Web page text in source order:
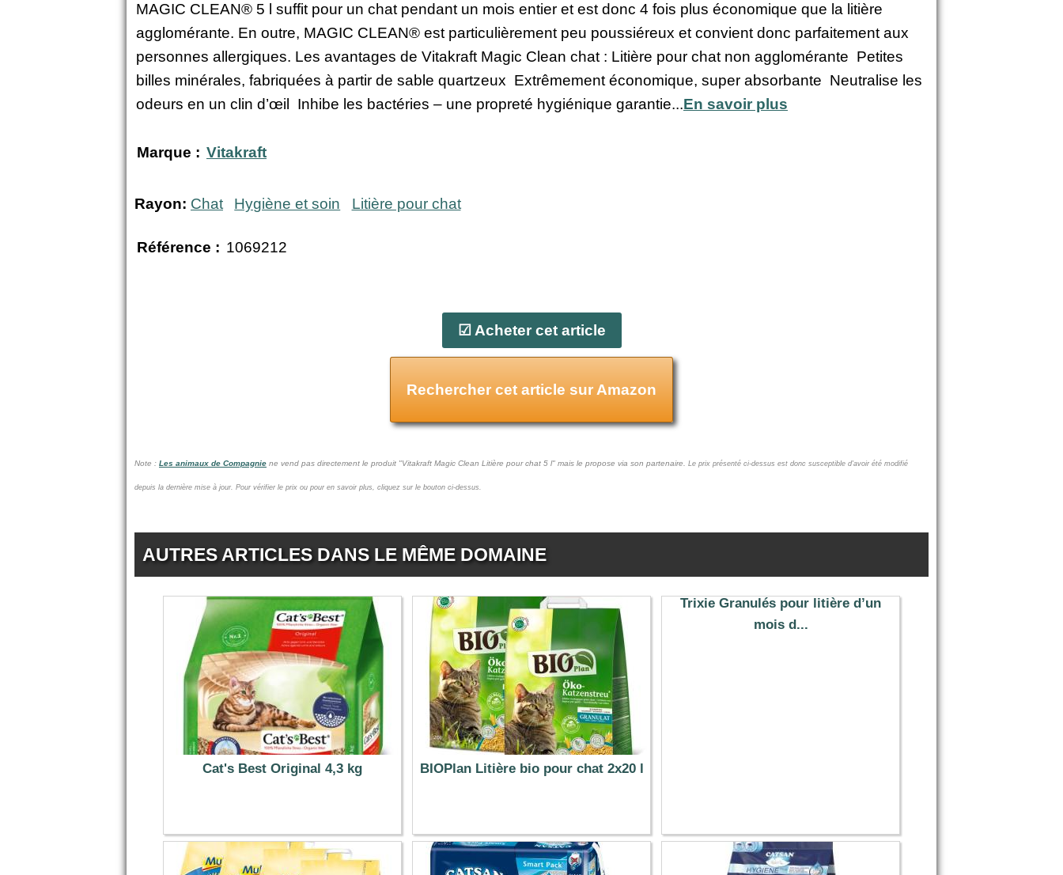
MAGIC CLEAN® 5 l suffit pour un chat pendant un mois entier et est donc 4 fois plus économique que la litière
agglomérante. En outre, MAGIC CLEAN® est particulièrement peu poussiéreux et convient donc parfaitement aux
personnes allergiques. Les avantages de Vitakraft Magic Clean chat : Litière pour chat non agglomérante Petites
billes minérales, fabriquées à partir de sable quartzeux Extrêmement économique, super absorbante Neutralise les
odeurs en un clin d’œil Inhibe les bactéries – une propreté hygiénique garantie...En savoir plus
Marque : Vitakraft
Rayon: Chat Hygiène et soin Litière pour chat
Référence : 1069212
☑ Acheter cet article
Rechercher cet article sur Amazon
Note : Les animaux de Compagnie ne vend pas directement le produit "Vitakraft Magic Clean Litière pour chat 5 l" mais le propose via son partenaire. Le prix présenté ci-dessus est donc susceptible d'avoir été modifié
depuis la dernière mise à jour. Pour vérifier le prix ou pour en savoir plus, cliquez sur le bouton ci-dessus.
AUTRES ARTICLES DANS LE MÊME DOMAINE
Cat's Best Original 4,3 kg
9.99 €
BIOPlan Litière bio pour chat 2x20 l
33.30 €
Trixie Granulés pour litière d’un
mois d...